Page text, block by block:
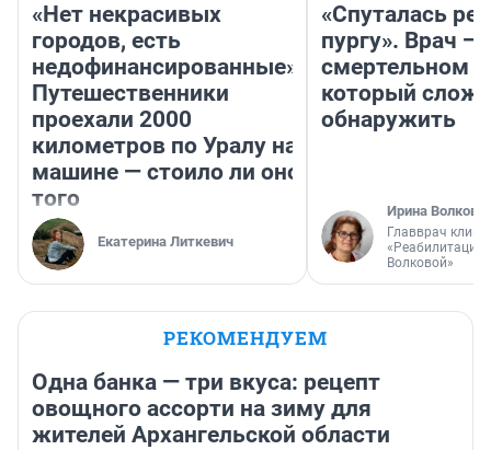
«Нет некрасивых
городов, есть
недофинансированные».
Путешественники
проехали 2000
километров по Уралу на
машине — стоило ли оно
того
Екатерина Литкевич
«Спуталась
пургу». Врач —
смертельном
который
обнаружить
Ирина Волкова
Главврач
«Реабилитация
Волковой»
РЕКОМЕНДУЕМ
Одна банка — три вкуса: рецепт
овощного ассорти на зиму для
жителей Архангельской области